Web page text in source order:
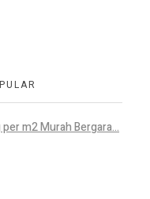
m2 Murah Bergara...